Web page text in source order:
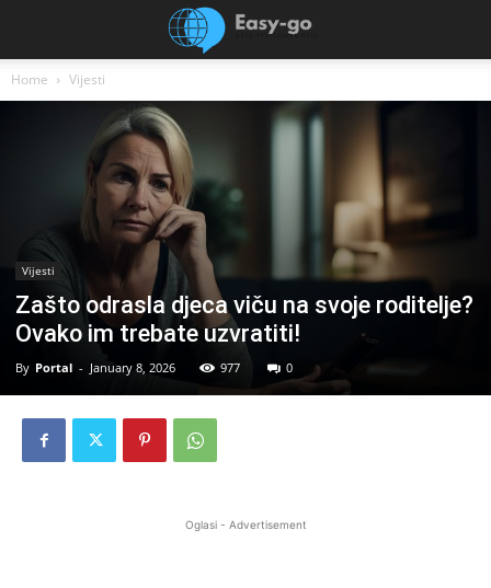
Home Vijesti
Vijesti
Zašto odrasla djeca viču na svoje roditelje?
Ovako im trebate uzvratiti!
By Portal - January 8, 2026 977 0
Oglasi - Advertisement